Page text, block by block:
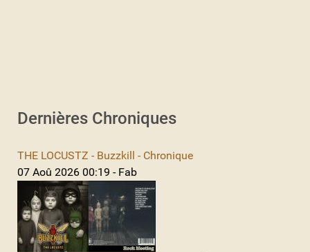
Dernières Chroniques
THE LOCUSTZ - Buzzkill - Chronique
07 Aoû 2026 00:19 - Fab